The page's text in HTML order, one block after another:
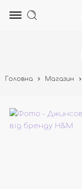
Головна Магазин